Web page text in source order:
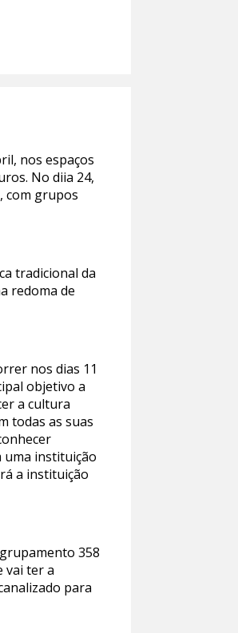
nos espaços
No diia 24,
com grupos
tradicional da
redoma de
nos dias 11
objetivo a
a cultura
todas as suas
uma instituição
a instituição
358
vai ter a
para